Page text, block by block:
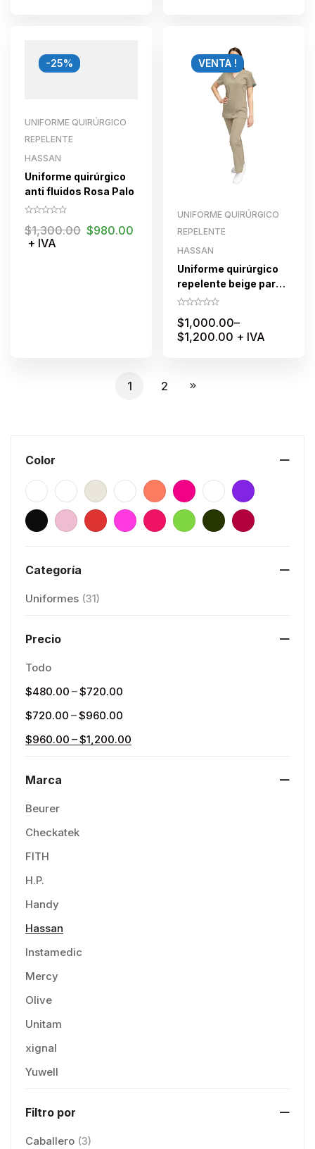
Color
Categoría
Uniformes (31)
Precio
Todo
$480.00 –$720.00
$720.00 –$960.00
$960.00 –$1,200.00
Marca
Beurer
Checkatek
FITH
H.P.
Handy
Hassan
Instamedic
Mercy
Olive
Unitam
xignal
Yuwell
Filtro por
Caballero (3)
-25%
UNIFORME QUIRÚRGICO
REPELENTE
HASSAN
Uniforme quirúrgico
anti fluidos Rosa Palo
$1,300.00 $980.00
+ IVA
VENTA !
UNIFORME QUIRÚRGICO
REPELENTE
HASSAN
Uniforme quirúrgico
repelente beige para
dama
$1,000.00–
$1,200.00 + IVA
1 2